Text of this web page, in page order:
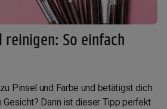
reinigen: So einfach
Pinsel und Farbe und betätigst dich
Gesicht? Dann ist dieser Tipp perfekt